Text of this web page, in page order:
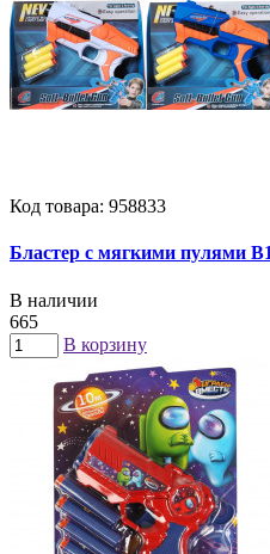
Код товара: 958833
Бластер с мягкими пулями
В наличии
665
В корзину